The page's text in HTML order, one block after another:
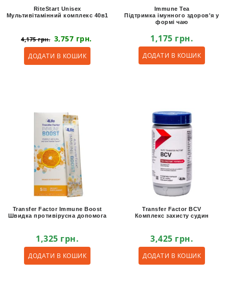
RiteStart Unisex
Мультивітамінний комплекс 40в1
4,175грн. 3,757 грн.
ДОДАТИ В КОШИК
Immune Tea
Підтримка імунного здоров'я у
формі чаю
1,175 грн.
ДОДАТИ В КОШИК
Transfer Factor Immune Boost
Швидка противірусна допомога
1,325 грн.
ДОДАТИ В КОШИК
Transfer Factor BCV
Комплекс захисту судин
3,425 грн.
ДОДАТИ В КОШИК